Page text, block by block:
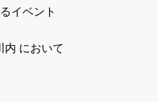
イベント
において